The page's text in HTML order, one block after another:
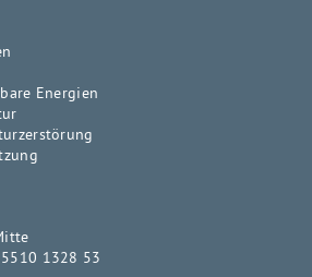
Energien
1328 53